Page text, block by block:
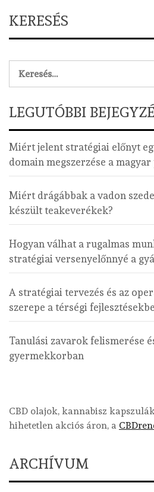
KERESÉS
LEGUTÓBBI
Miért jelent stratégiai előnyt
domain megszerzése a
Miért drágábbak a vadon
készült teakeverékek?
Hogyan válhat a rugalmas
stratégiai versenyelőnnyé a
A stratégiai tervezés és az
szerepe a térségi
Tanulási zavarok felismerése
gyermekkorban
CBD olajok, kannabisz
hihetetlen akciós áron, a
ARCHÍVUM